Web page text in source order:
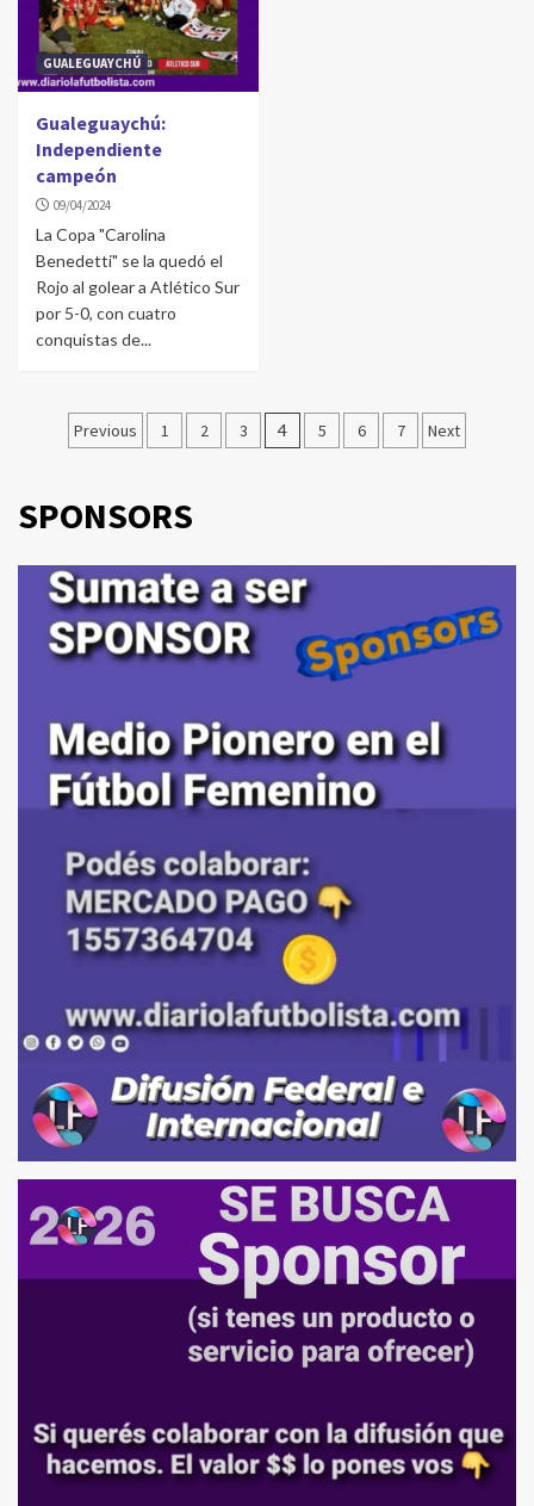
GUALEGUAYCHÚ
Gualeguaychú:
Independiente
campeón
09/04/2024
La Copa "Carolina
Benedetti" se la quedó el
Rojo al golear a Atlético Sur
por 5-0, con cuatro
conquistas de...
Navegación
entradas
Previous 1 2 3 4 5 6 7 Next
SPONSORS